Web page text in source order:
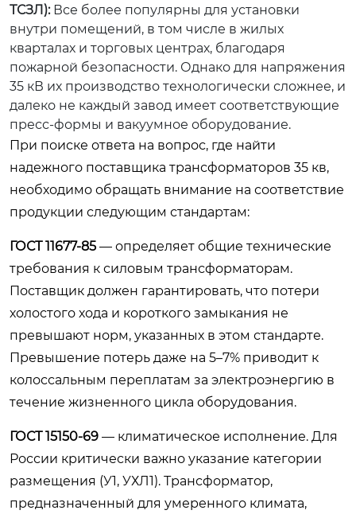
ТСЗЛ):Все более популярны для установки
внутри помещений, в том числе в жилых
кварталах и торговых центрах, благодаря
пожарной безопасности. Однако для напряжения
35 кВ их производство технологически сложнее, и
далеко не каждый завод имеет соответствующие
пресс-формы и вакуумное оборудование.
При поиске ответа на вопрос, где найти
надежного поставщика трансформаторов 35 кв,
необходимо обращать внимание на соответствие
продукции следующим стандартам:
ГОСТ 11677-85 — определяет общие технические
требования к силовым трансформаторам.
Поставщик должен гарантировать, что потери
холостого хода и короткого замыкания не
превышают норм, указанных в этом стандарте.
Превышение потерь даже на 5–7% приводит к
колоссальным переплатам за электроэнергию в
течение жизненного цикла оборудования.
ГОСТ 15150-69 — климатическое исполнение. Для
России критически важно указание категории
размещения (У1, УХЛ1). Трансформатор,
предназначенный для умеренного климата,